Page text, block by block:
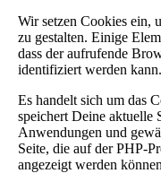
Wir setzen Cookies ein,
zu gestalten. Einige
dass der aufrufende
identifiziert werden kann.
Es handelt sich um das
speichert Deine aktuelle
Anwendungen und
Seite, die auf der PHP-
angezeigt werden